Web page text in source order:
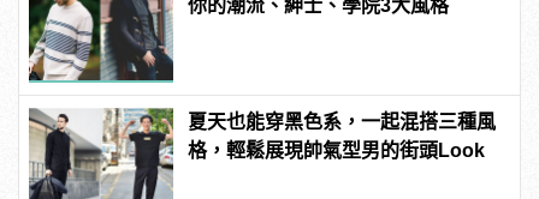
你的潮流、紳士、學院3大風格
夏天也能穿黑色系，一起混搭三種風
格，輕鬆展現帥氣型男的街頭Look